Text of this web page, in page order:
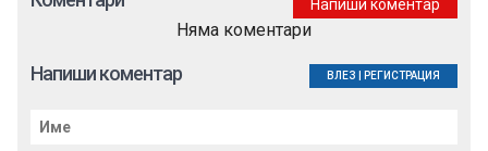
Напиши коментар
Няма коментари
Напиши коментар ВЛЕЗ РЕГИСТРАЦИЯ